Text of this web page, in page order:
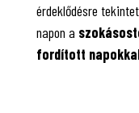
érdeklődésre
napon a
fordított